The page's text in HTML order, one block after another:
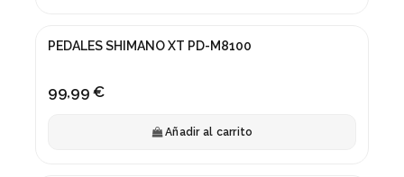
PEDALES SHIMANO XT PD-M8100
99,99 €
Añadir al carrito